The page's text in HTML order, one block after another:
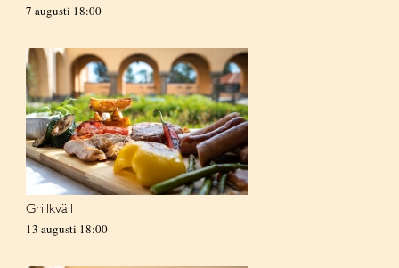
7 augusti 18:00
Grillkväll
13 augusti 18:00